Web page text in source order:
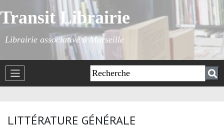
Transit Librairie
Librairie associative à Marseille
LITTÉRATURE GÉNÉRALE